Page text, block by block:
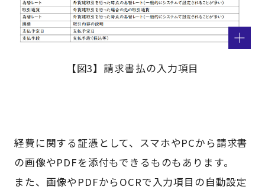
【図3】請求書払の入力項目
経費に関する証憑として、スマホやPCから請求書
の画像やPDFを添付もできるものもあります。
また、画像やPDFからOCRで入力項目の自動設定